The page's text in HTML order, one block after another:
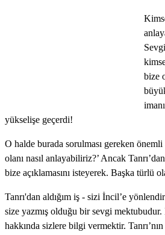
bize
yükselişe geçerdi!
O halde burada sorulması gereken
olanı nasıl anlayabiliriz?’ Ancak
bize açıklamasını isteyerek. Başka türlü
Tanrı'dan aldığım iş - sizi İncil’e
size yazmış olduğu bir sevgi
hakkında sizlere bilgi vermektir.